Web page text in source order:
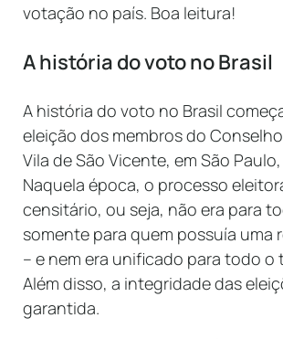
votação no país. Boa leitura!
A história do voto no Brasil
A história do voto no Brasil
eleição dos membros do
Vila de São Vicente, em São Paulo,
Naquela época, o processo
censitário, ou seja, não era para
somente para quem possuía uma
– e nem era unificado para todo o
Além disso, a integridade das
garantida.